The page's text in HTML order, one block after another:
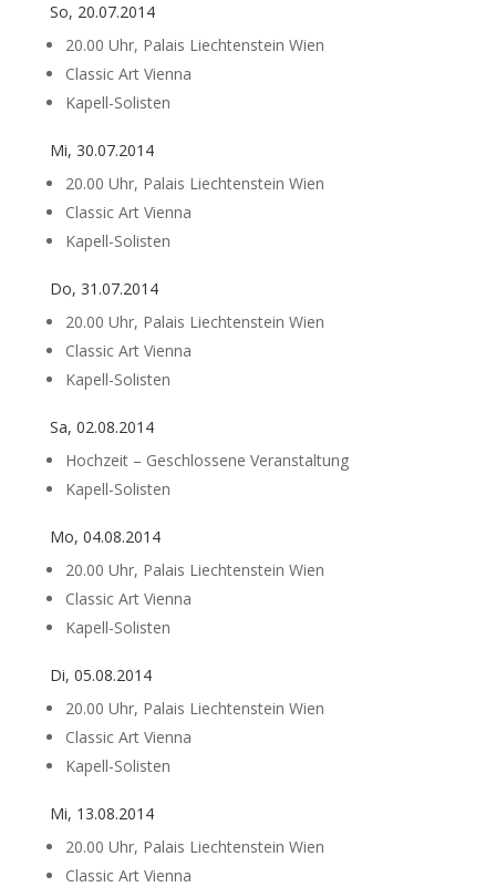
So, 20.07.2014
20.00 Uhr, Palais Liechtenstein Wien
Classic Art Vienna
Kapell-Solisten
Mi, 30.07.2014
20.00 Uhr, Palais Liechtenstein Wien
Classic Art Vienna
Kapell-Solisten
Do, 31.07.2014
20.00 Uhr, Palais Liechtenstein Wien
Classic Art Vienna
Kapell-Solisten
Sa, 02.08.2014
Hochzeit – Geschlossene Veranstaltung
Kapell-Solisten
Mo, 04.08.2014
20.00 Uhr, Palais Liechtenstein Wien
Classic Art Vienna
Kapell-Solisten
Di, 05.08.2014
20.00 Uhr, Palais Liechtenstein Wien
Classic Art Vienna
Kapell-Solisten
Mi, 13.08.2014
20.00 Uhr, Palais Liechtenstein Wien
Classic Art Vienna